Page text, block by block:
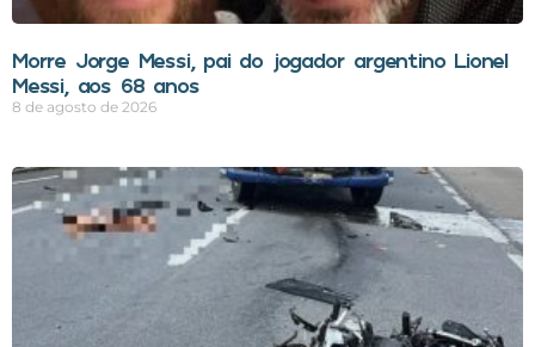
Morre Jorge Messi, pai do jogador argentino Lionel
Messi, aos 68 anos
8 de agosto de 2026